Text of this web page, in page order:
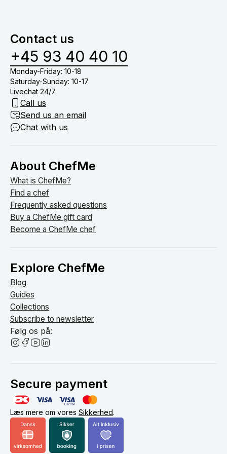
om bordet.
Contact us
+45 93 40 40 10
Monday-Friday: 10-18
Saturday-Sunday: 10-17
Livechat 24/7
Call us
Send us an email
Chat with us
About ChefMe
What is ChefMe?
Find a chef
Frequently asked questions
Buy a ChefMe gift card
Become a ChefMe chef
Explore ChefMe
Blog
Guides
Collections
Subscribe to newsletter
Følg os på:
Secure payment
Læs mere om vores Sikkerhed.